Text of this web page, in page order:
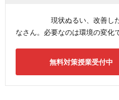
現状ぬるい、改善したい
なさん。必要なのは環境の変化
無料対策授業受付中